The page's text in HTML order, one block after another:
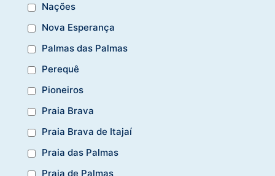
Nações
Nova Esperança
Palmas das Palmas
Perequê
Pioneiros
Praia Brava
Praia Brava de Itajaí
Praia das Palmas
Praia de Palmas